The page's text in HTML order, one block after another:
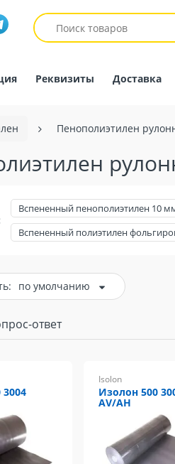
Реквизиты Доставка
Пенополиэтилен
Вспененный пенополиэтилен 10
Вспененный полиэтилен
по умолчанию
ответ
Isolon
Изолон 500
AV/AH